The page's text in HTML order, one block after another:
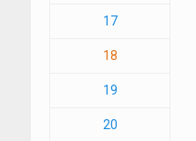
17
18
19
20